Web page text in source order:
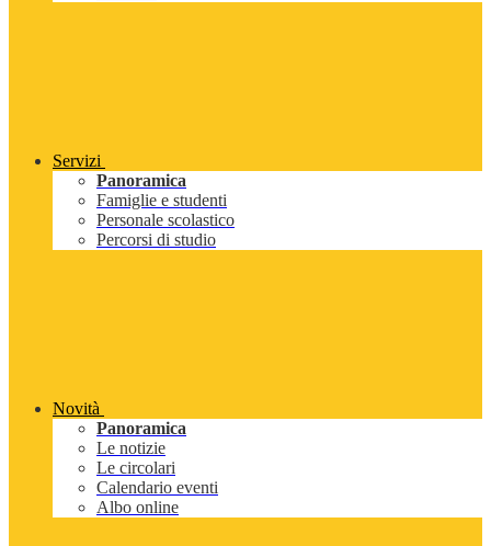
Servizi
Panoramica
Famiglie e studenti
Personale scolastico
Percorsi di studio
Novità
Panoramica
Le notizie
Le circolari
Calendario eventi
Albo online